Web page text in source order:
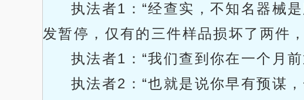
执法者1：“经查实，不知名器械
发暂停，仅有的三件样品损坏了两件
执法者1：“我们查到你在一个月
执法者2：“也就是说你早有预谋